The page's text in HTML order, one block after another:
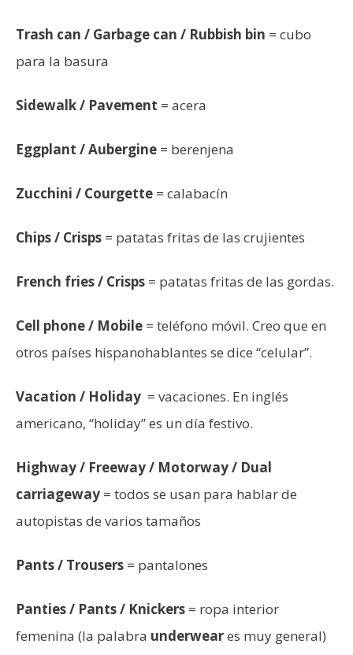
Trash can / Garbage can / Rubbish bin = cubo
para la basura
Sidewalk / Pavement = acera
Eggplant / Aubergine = berenjena
Zucchini / Courgette = calabacín
Chips / Crisps = patatas fritas de las crujientes
French fries / Crisps = patatas fritas de las gordas.
Cell phone / Mobile = teléfono móvil. Creo que en
otros países hispanohablantes se dice “celular”.
Vacation / Holiday = vacaciones. En inglés
americano, “holiday” es un día festivo.
Highway / Freeway / Motorway / Dual
carriageway = todos se usan para hablar de
autopistas de varios tamaños
Pants / Trousers = pantalones
Panties / Pants / Knickers = ropa interior
femenina (la palabra underweares muy general)